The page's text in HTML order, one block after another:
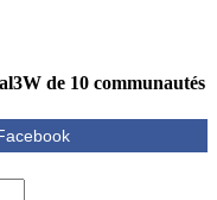
de 10 communautés